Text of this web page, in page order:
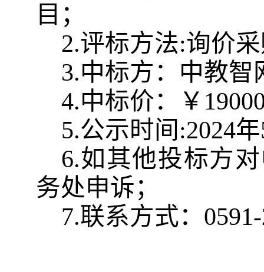
目；
2.评标方法:询价
3.中标方： 中教智
4.中标价：
￥
5.公示时间:2024年
6.如其他投标方
务处申诉；
7.联系方式：